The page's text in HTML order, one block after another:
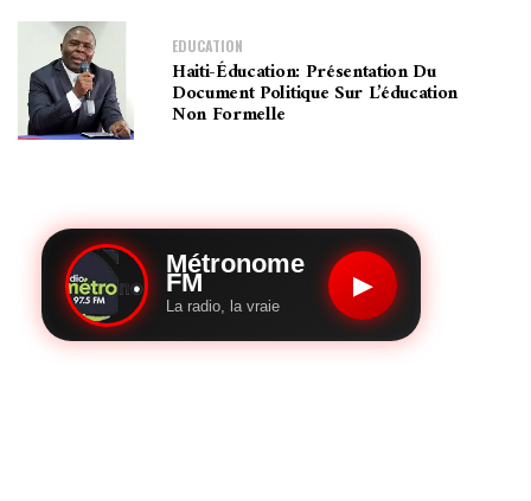
EDUCATION
Haiti-Éducation: Présentation Du
Document Politique Sur L’éducation
Non Formelle
Métronome
FM
La radio, la vraie
▶